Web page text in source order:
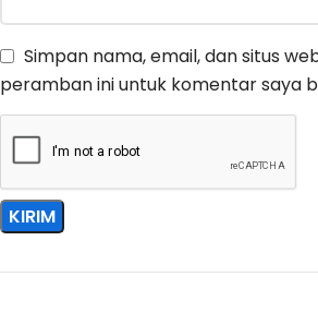
Simpan nama, email, dan situs
peramban ini untuk komentar saya